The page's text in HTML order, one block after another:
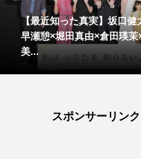
【最近知った真実】坂口健
早瀬憩×堀田真由×倉田瑛茉
美...
スポンサーリンク